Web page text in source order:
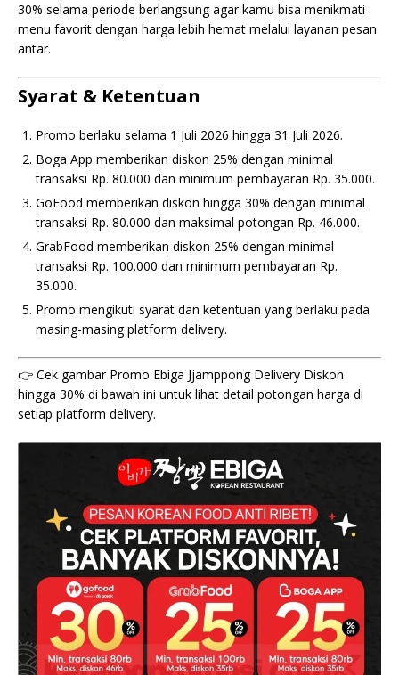
30% selama periode berlangsung agar kamu bisa menikmati
menu favorit dengan harga lebih hemat melalui layanan pesan
antar.
Syarat & Ketentuan
Promo berlaku selama 1 Juli 2026 hingga 31 Juli 2026.
Boga App memberikan diskon 25% dengan minimal
transaksi Rp. 80.000 dan minimum pembayaran Rp. 35.000.
GoFood memberikan diskon hingga 30% dengan minimal
transaksi Rp. 80.000 dan maksimal potongan Rp. 46.000.
GrabFood memberikan diskon 25% dengan minimal
transaksi Rp. 100.000 dan minimum pembayaran Rp.
35.000.
Promo mengikuti syarat dan ketentuan yang berlaku pada
masing-masing platform delivery.
👉 Cek gambar Promo Ebiga Jjamppong Delivery Diskon
hingga 30% di bawah ini untuk lihat detail potongan harga di
setiap platform delivery.